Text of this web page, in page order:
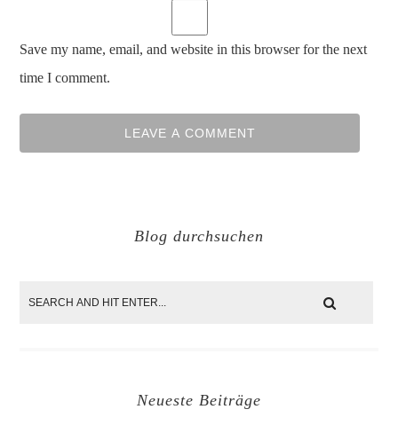
Save my name, email, and website in this browser for the next
time I comment.
Blog durchsuchen
Neueste Beiträge